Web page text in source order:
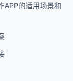
APP的适用场景和